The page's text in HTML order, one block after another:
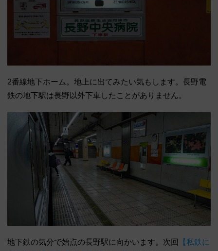
2番線地下ホーム。地上に出てみたい気もします。長野電
鉄の地下駅は長野以外下車したことがありません。
地下鉄の気分で始点の長野駅に向かいます。次回
【私鉄に